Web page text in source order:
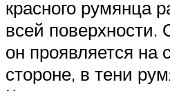
красного румянца
всей поверхности.
он проявляется на
стороне, в тени